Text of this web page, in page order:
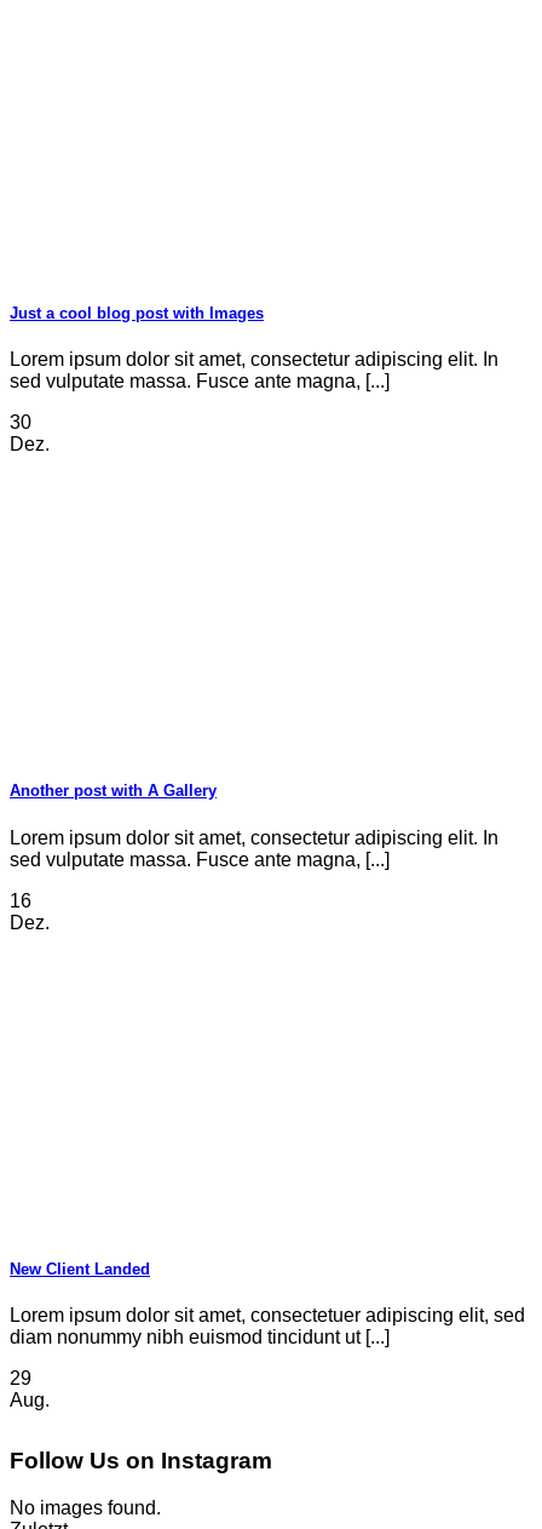
Just a cool blog post with Images
Lorem ipsum dolor sit amet, consectetur adipiscing elit. In
sed vulputate massa. Fusce ante magna, [...]
30
Dez.
Another post with A Gallery
Lorem ipsum dolor sit amet, consectetur adipiscing elit. In
sed vulputate massa. Fusce ante magna, [...]
16
Dez.
New Client Landed
Lorem ipsum dolor sit amet, consectetuer adipiscing elit, sed
diam nonummy nibh euismod tincidunt ut [...]
29
Aug.
Follow Us on Instagram
No images found.